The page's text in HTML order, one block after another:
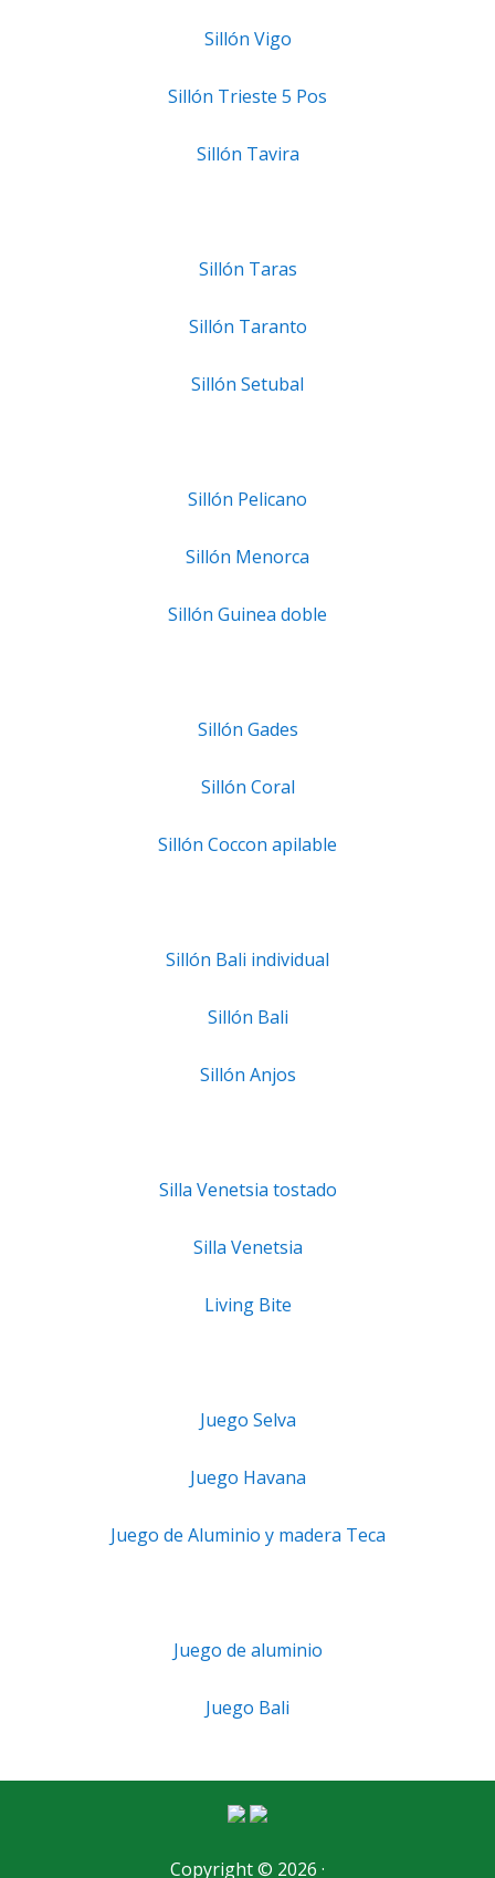
Sillón Vigo
Sillón Trieste 5 Pos
Sillón Tavira
Sillón Taras
Sillón Taranto
Sillón Setubal
Sillón Pelicano
Sillón Menorca
Sillón Guinea doble
Sillón Gades
Sillón Coral
Sillón Coccon apilable
Sillón Bali individual
Sillón Bali
Sillón Anjos
Silla Venetsia tostado
Silla Venetsia
Living Bite
Juego Selva
Juego Havana
Juego de Aluminio y madera Teca
Juego de aluminio
Juego Bali
Copyright © 2026 ·